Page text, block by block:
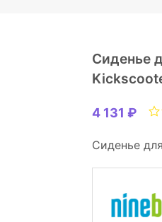
Сиденье
4 131 ₽
Сиденье